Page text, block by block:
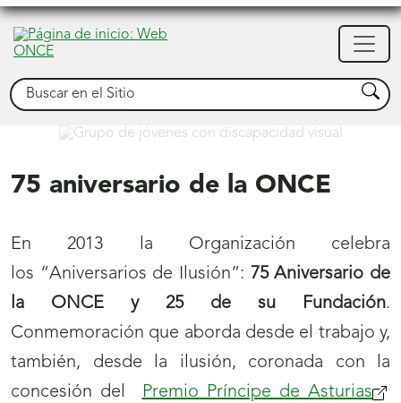
Buscar Buscar
Conócenos
75 aniversario de la ONCE
En 2013 la Organización celebra
los “Aniversarios de Ilusión”: 75 Aniversario de
la ONCE y 25 de su Fundación.
Conmemoración que aborda desde el trabajo y,
también, desde la ilusión, coronada con la
concesión del
Premio Príncipe de Asturias